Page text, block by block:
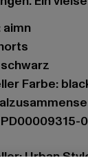
aimn
Farbe:
Urban